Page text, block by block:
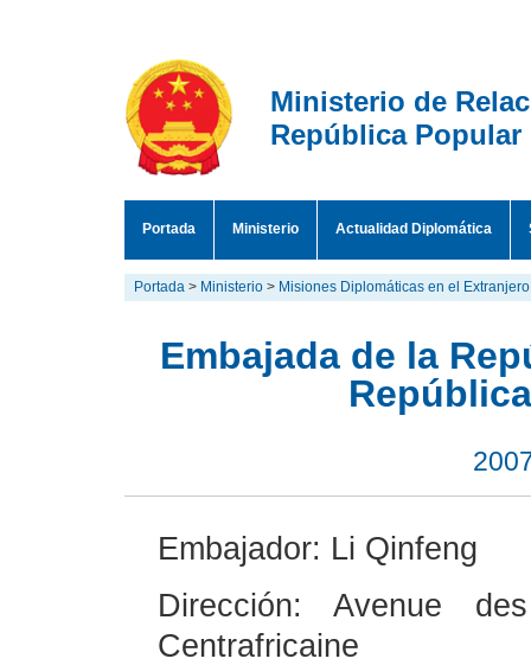
Ministerio de
República Popular
Portada Ministerio Actualidad Diplomática
Portada > Ministerio > Misiones Diplomáticas en el Extranjero
Embajada de la
Embajador: Li Qinfeng
Dirección: Avenue
Centrafricaine